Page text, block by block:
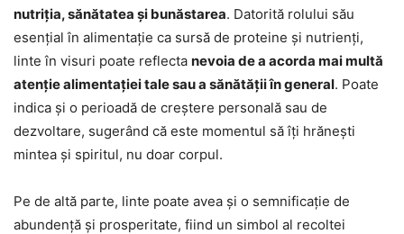
nutriția, sănătatea și bunăstarea. Datorită rolului său
esențial în alimentație ca sursă de proteine și nutrienți,
linte în visuri poate reflecta nevoia de a acorda mai multă
atenție alimentației tale sau a sănătății în general. Poate
indica și o perioadă de creștere personală sau de
dezvoltare, sugerând că este momentul să îți hrănești
mintea și spiritul, nu doar corpul.
Pe de altă parte, linte poate avea și o semnificație de
abundență și prosperitate, fiind un simbol al recoltei